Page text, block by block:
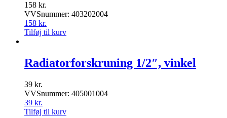
158 kr.
VVSnummer: 403202004
158 kr.
Tilføj til kurv
Radiatorforskruning 1/2″, vinkel
39 kr.
VVSnummer: 405001004
39 kr.
Tilføj til kurv